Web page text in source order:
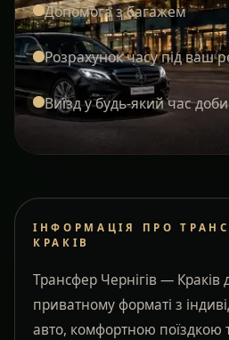
Допомога з багажем
Розрахунок часу під ваш
Виїзд у будь-який час доби
ІНФОРМАЦІЯ ПРО
КРАКІВ
Трансфер Чернігів — Краків
приватному форматі з
авто, комфортною поїздкою